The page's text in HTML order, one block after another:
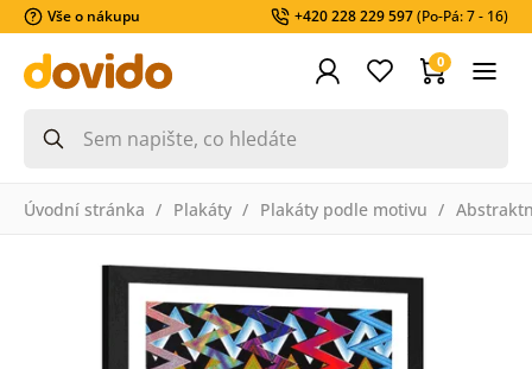
Vše o nákupu +420 228 229 597(Po-Pá: 7 - 16)
0
Úvodní stránka Plakáty Plakáty podle motivu